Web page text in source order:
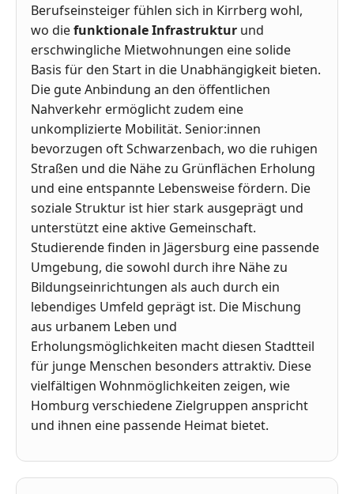
Berufseinsteiger fühlen sich in Kirrberg wohl,
wo diefunktionale Infrastruktur und
erschwingliche Mietwohnungen eine solide
Basis für den Start in die Unabhängigkeit bieten.
Die gute Anbindung an den öffentlichen
Nahverkehr ermöglicht zudem eine
unkomplizierte Mobilität. Senior:innen
bevorzugen oft Schwarzenbach, wo die ruhigen
Straßen und die Nähe zu Grünflächen Erholung
und eine entspannte Lebensweise fördern. Die
soziale Struktur ist hier stark ausgeprägt und
unterstützt eine aktive Gemeinschaft.
Studierende finden in Jägersburg eine passende
Umgebung, die sowohl durch ihre Nähe zu
Bildungseinrichtungen als auch durch ein
lebendiges Umfeld geprägt ist. Die Mischung
aus urbanem Leben und
Erholungsmöglichkeiten macht diesen Stadtteil
für junge Menschen besonders attraktiv. Diese
vielfältigen Wohnmöglichkeiten zeigen, wie
Homburg verschiedene Zielgruppen anspricht
und ihnen eine passende Heimat bietet.